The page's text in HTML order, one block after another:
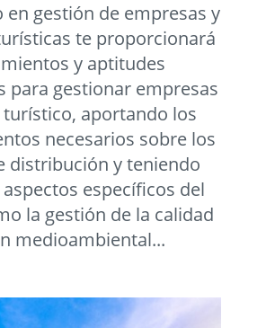
en gestión de empresas y
te proporcionará
y aptitudes
para gestionar empresas
aportando los
necesarios sobre los
distribución y teniendo
específicos del
la gestión de la calidad
medioambiental...